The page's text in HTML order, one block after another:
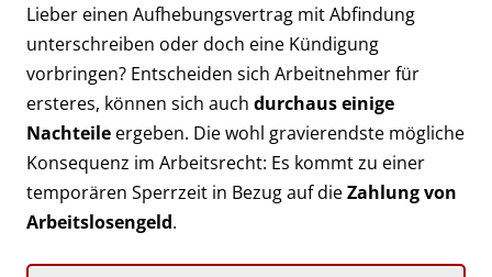
Lieber einen Aufhebungsvertrag mit Abfindung
unterschreiben oder doch eine Kündigung
vorbringen? Entscheiden sich Arbeitnehmer für
ersteres, können sich auch durchaus einige
Nachteile ergeben. Die wohl gravierendste mögliche
Konsequenz im Arbeitsrecht: Es kommt zu einer
temporären Sperrzeit in Bezug auf dieZahlung von
Arbeitslosengeld.